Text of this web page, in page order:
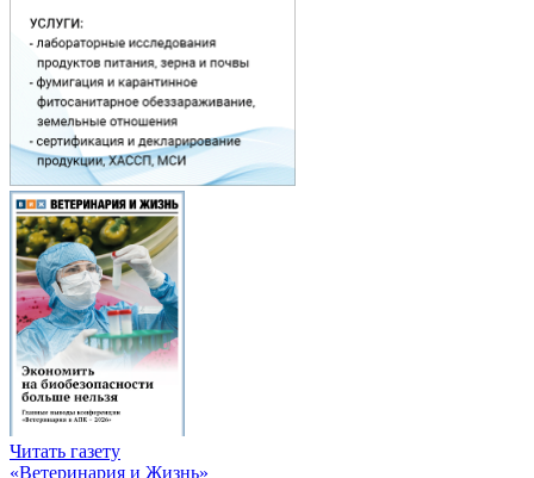
Читать газету
«Ветеринария и Жизнь»